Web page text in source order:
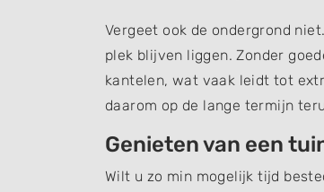
Vergeet ook de ondergrond
plek blijven liggen. Zonder
kantelen, wat vaak leidt tot
daarom op de lange termijn
Genieten van een
Wilt u zo min mogelijk tijd